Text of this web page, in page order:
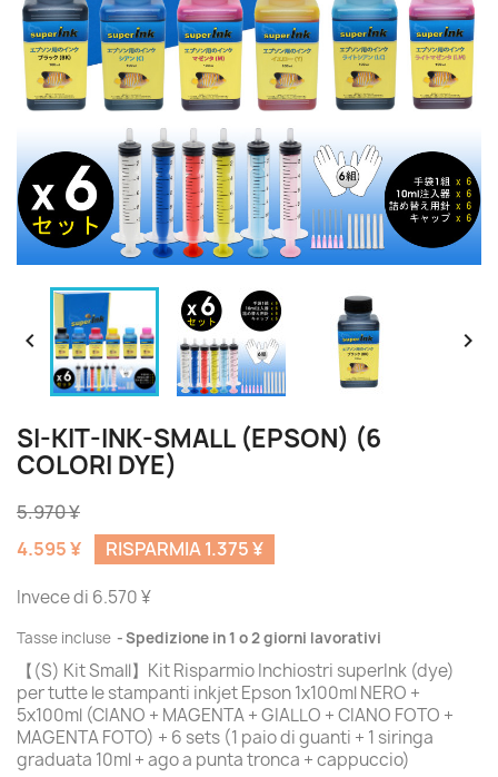
 
SI-KIT-INK-SMALL (EPSON) (6
COLORI DYE)
5.970 ¥
4.595 ¥
RISPARMIA 1.375 ¥
Invece di 6.570 ¥
Tasse incluse Spedizione in 1 o 2 giorni lavorativi
【(S) Kit Small】Kit Risparmio Inchiostri superInk (dye)
per tutte le stampanti inkjet Epson 1x100ml NERO +
5x100ml (CIANO + MAGENTA + GIALLO + CIANO FOTO +
MAGENTA FOTO) + 6 sets (1 paio di guanti + 1 siringa
graduata 10ml + ago a punta tronca + cappuccio)